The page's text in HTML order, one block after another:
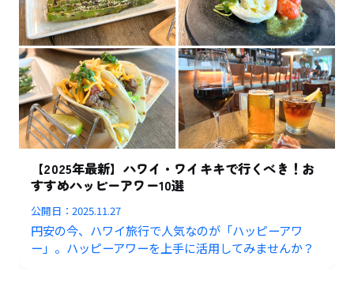
【2025年最新】ハワイ・ワイキキで行くべき！お
すすめハッピーアワー10選
公開日：2025.11.27
円安の今、ハワイ旅行で人気なのが「ハッピーアワ
ー」。ハッピーアワーを上手に活用してみませんか？